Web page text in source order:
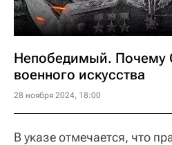
Непобедимый. Почему
военного искусства
28 ноября 2024, 18:00
В указе отмечается, что